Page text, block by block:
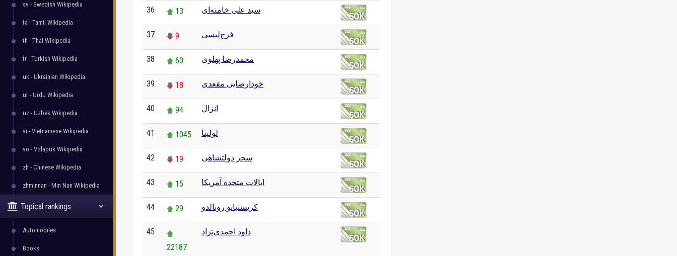
sv - Swedish Wikipedia
ta - Tamil Wikipedia
th - Thai Wikipedia
tr - Turkish Wikipedia
uk - Ukrainian Wikipedia
ur - Urdu Wikipedia
uz - Uzbek Wikipedia
vi - Vietnamese Wikipedia
vo - Volapük Wikipedia
zh - Chinese Wikipedia
zhminnan - Min Nan Wikipedia
Topical rankings
Automobiles
Books
36 13 سید علی خامنه‌ای
37 9 فرج‌لیسی
38 60 محمدرضا پهلوی
39 18 خودارضایی مقعدی
40 94 انزال
41 1045 لولیتا
42 19 سحر دولتشاهی
43 15 ایالات متحده آمریکا
44 29 کریستیانو رونالدو
45
22187
داود احمدی‌نژاد